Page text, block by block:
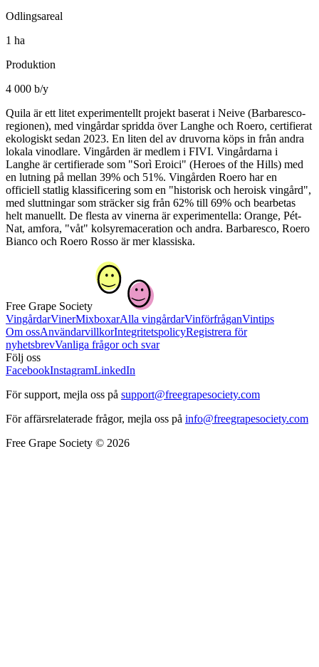
Odlingsareal
1 ha
Produktion
4 000 b/y
Quila är ett litet experimentellt projekt baserat i Neive (Barbaresco-
regionen), med vingårdar spridda över Langhe och Roero, certifierat
ekologiskt sedan 2023. En liten del av druvorna köps in från andra
lokala vinodlare. Vingården är medlem i FIVI. Vingårdarna i
Langhe är certifierade som "Sorì Eroici" (Heroes of the Hills) med
en lutning på mellan 39% och 51%. Vingården Roero har en
officiell statlig klassificering som en "historisk och heroisk vingård",
med sluttningar som sträcker sig från 62% till 69% och bearbetas
helt manuellt. De flesta av vinerna är experimentella: Orange, Pét-
Nat, amfora, "våt" kolsyremaceration och andra. Barbaresco, Roero
Bianco och Roero Rosso är mer klassiska.
Free Grape Society
VingårdarVinerMixboxarAlla vingårdarVinförfråganVintips
Om ossAnvändarvillkorIntegritetspolicyRegistrera för
nyhetsbrevVanliga frågor och svar
Följ oss
FacebookInstagramLinkedIn
För support, mejla oss på support@freegrapesociety.com
För affärsrelaterade frågor, mejla oss på info@freegrapesociety.com
Free Grape Society © 2026